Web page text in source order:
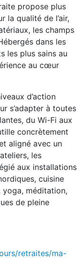
propose plus
la qualité de l’air,
les champs
dans les
les plus sains au
au cœur
d’action
s’adapter à toutes
du Wi-Fi aux
concrètement
aligné avec un
les
aux installations
cuisine
méditation,
de pleine
retraites/ma-